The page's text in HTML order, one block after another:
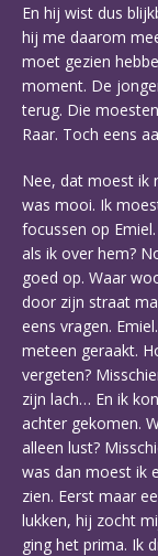
En hij wist dus
hij me daarom
moet gezien
moment. De
terug. Die
Raar. Toch eens
Nee, dat moest ik
was mooi. Ik
focussen op
als ik over hem?
goed op. Waar
door zijn straat
eens vragen.
meteen geraakt.
vergeten?
zijn lach… En ik
achter gekomen.
alleen lust?
was dan moest ik
zien. Eerst maar
lukken, hij zocht
ging het prima. Ik